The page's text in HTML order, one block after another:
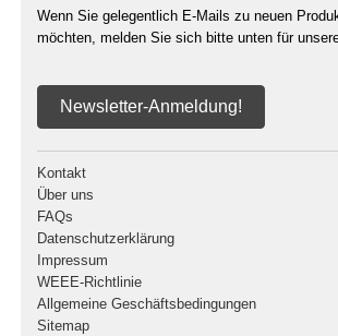
Wenn Sie gelegentlich E-Mails zu neuen
möchten, melden Sie sich bitte unten für
Newsletter-Anmeldung!
Kontakt
Über uns
FAQs
Datenschutzerklärung
Impressum
WEEE-Richtlinie
Allgemeine Geschäftsbedingungen
Sitemap